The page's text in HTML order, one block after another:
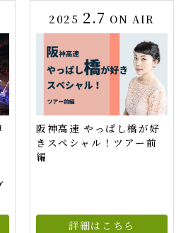
2025 2.7 ON AIR
阪神高速 やっぱし橋が好
きスペシャル！ツアー前
編
詳細はこちら